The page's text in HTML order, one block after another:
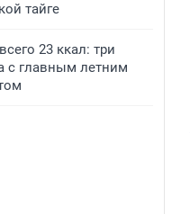
тайге
23 ккал: три
с главным летним